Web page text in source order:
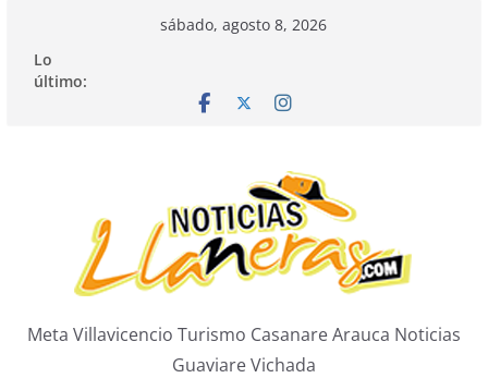
contenido
sábado, agosto 8, 2026
Lo
último:
Meta Villavicencio Turismo Casanare Arauca Noticias
Guaviare Vichada